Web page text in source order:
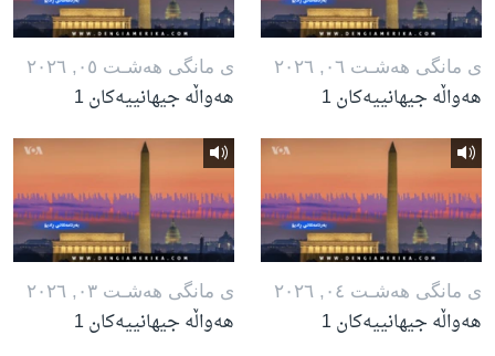
ی مانگی هه‌شـت ٠٦, ٢٠٢٦
هەواڵە جیهانییەکان 1
ی مانگی هه‌شـت ٠٥, ٢٠٢٦
هەواڵە جیهانییەکان 1
ی مانگی هه‌شـت ٠٤, ٢٠٢٦
هەواڵە جیهانییەکان 1
ی مانگی هه‌شـت ٠٣, ٢٠٢٦
هەواڵە جیهانییەکان 1